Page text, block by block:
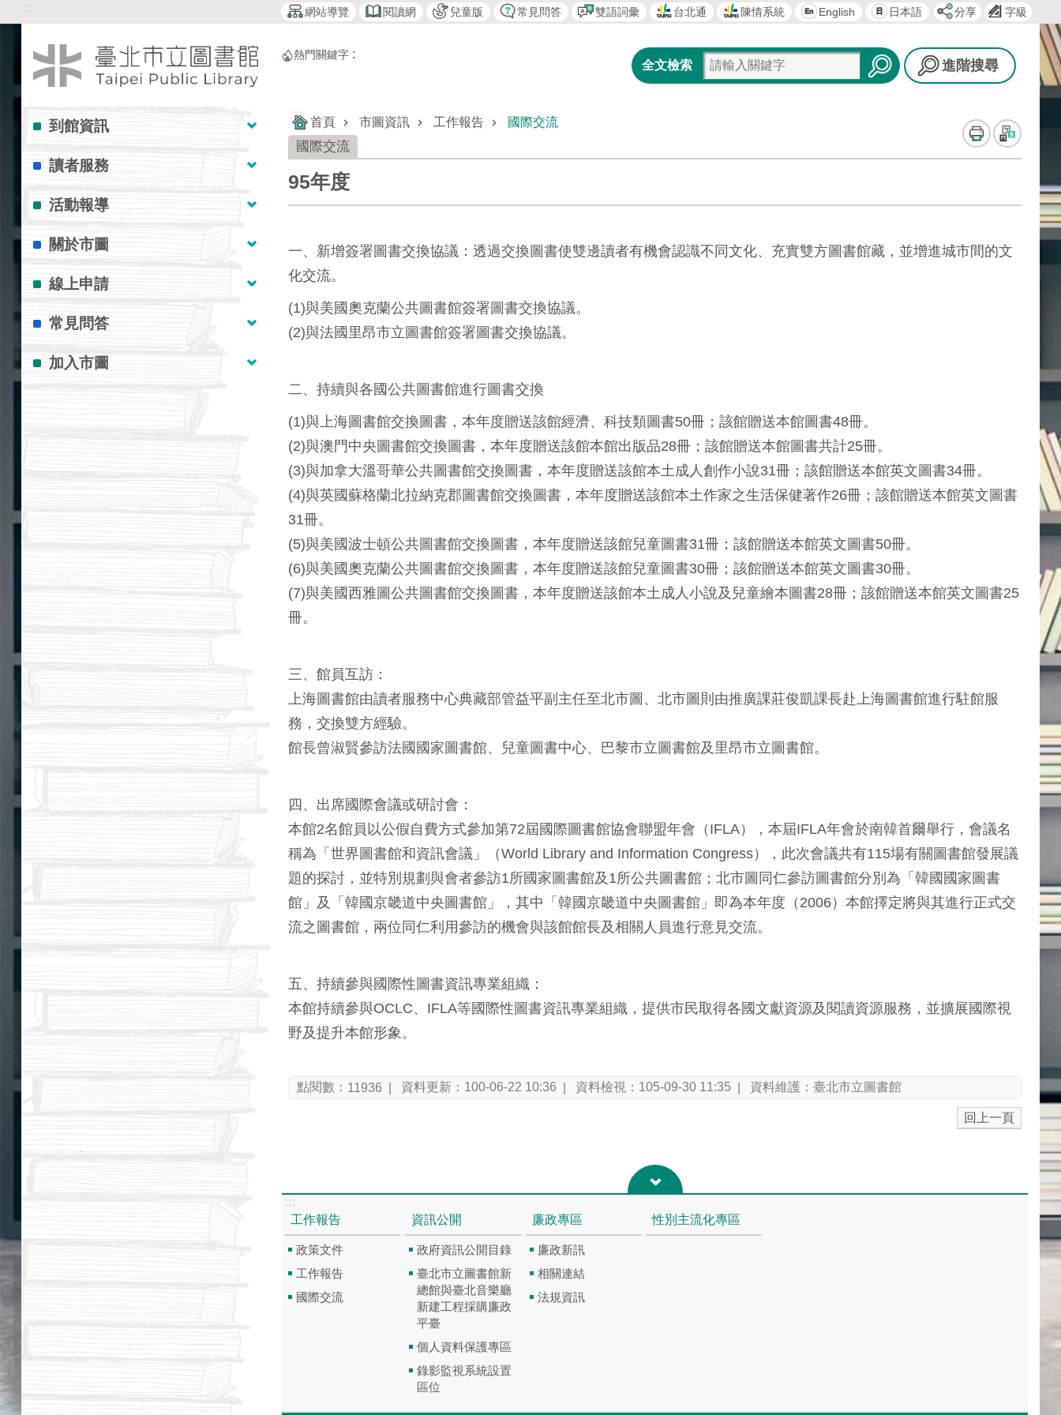
跳到主要內容區塊
::: 網站導覽 閱讀網 兒童版 常見問答 雙語詞彙 台北通 陳情系統 English 日本語 分享 字級
:::
到館資訊
讀者服務
活動報導
關於市圖
線上申請
常見問答
加入市圖
熱門關鍵字
進階搜尋
:::
首頁 市圖資訊 工作報告 國際交流
國際交流
95年度
一、新增簽署圖書交換協議：透過交換圖書使雙邊讀者有機會認識不同文化、充實雙方圖書館藏，並增進城市間的文
化交流。
(1)與美國奧克蘭公共圖書館簽署圖書交換協議。
(2)與法國里昂市立圖書館簽署圖書交換協議。
二、持續與各國公共圖書館進行圖書交換
(1)與上海圖書館交換圖書，本年度贈送該館經濟、科技類圖書50冊；該館贈送本館圖書48冊。
(2)與澳門中央圖書館交換圖書，本年度贈送該館本館出版品28冊；該館贈送本館圖書共計25冊。
(3)與加拿大溫哥華公共圖書館交換圖書，本年度贈送該館本土成人創作小說31冊；該館贈送本館英文圖書34冊。
(4)與英國蘇格蘭北拉納克郡圖書館交換圖書，本年度贈送該館本土作家之生活保健著作26冊；該館贈送本館英文圖書
31冊。
(5)與美國波士頓公共圖書館交換圖書，本年度贈送該館兒童圖書31冊；該館贈送本館英文圖書50冊。
(6)與美國奧克蘭公共圖書館交換圖書，本年度贈送該館兒童圖書30冊；該館贈送本館英文圖書30冊。
(7)與美國西雅圖公共圖書館交換圖書，本年度贈送該館本土成人小說及兒童繪本圖書28冊；該館贈送本館英文圖書25
冊。
三、館員互訪：
上海圖書館由讀者服務中心典藏部管益平副主任至北市圖、北市圖則由推廣課莊俊凱課長赴上海圖書館進行駐館服
務，交換雙方經驗。
館長曾淑賢參訪法國國家圖書館、兒童圖書中心、巴黎市立圖書館及里昂市立圖書館。
四、出席國際會議或研討會：
本館2名館員以公假自費方式參加第72屆國際圖書館協會聯盟年會（IFLA），本屆IFLA年會於南韓首爾舉行，會議名
稱為「世界圖書館和資訊會議」（World Library and Information Congress），此次會議共有115場有關圖書館發展議
題的探討，並特別規劃與會者參訪1所國家圖書館及1所公共圖書館；北市圖同仁參訪圖書館分別為「韓國國家圖書
館」及「韓國京畿道中央圖書館」，其中「韓國京畿道中央圖書館」即為本年度（2006）本館擇定將與其進行正式交
流之圖書館，兩位同仁利用參訪的機會與該館館長及相關人員進行意見交流。
五、持續參與國際性圖書資訊專業組織：
本館持續參與OCLC、IFLA等國際性圖書資訊專業組織，提供市民取得各國文獻資源及閱讀資源服務，並擴展國際視
野及提升本館形象。
點閱數： 11936 資料更新：100-06-22 10:36 資料檢視：105-09-30 11:35 資料維護：臺北市立圖書館
回上一頁
:::
工作報告
政策文件
工作報告
國際交流
資訊公開
政府資訊公開目錄
臺北市立圖書館新
總館與臺北音樂廳
新建工程採購廉政
平臺
個人資料保護專區
錄影監視系統設置
區位
廉政專區
廉政新訊
相關連結
法規資訊
性別主流化專區